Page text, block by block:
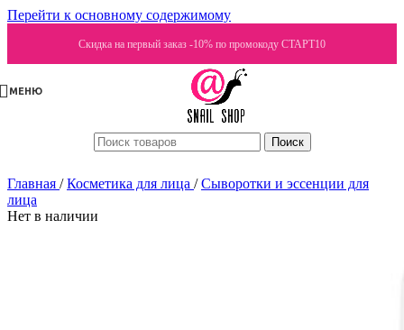
Перейти к основному содержимому
Скидка на первый заказ -10% по промокоду СТАРТ10
МЕНЮ
Поиск
Главная / Косметика для лица / Сыворотки и эссенции для
лица
Нет в наличии